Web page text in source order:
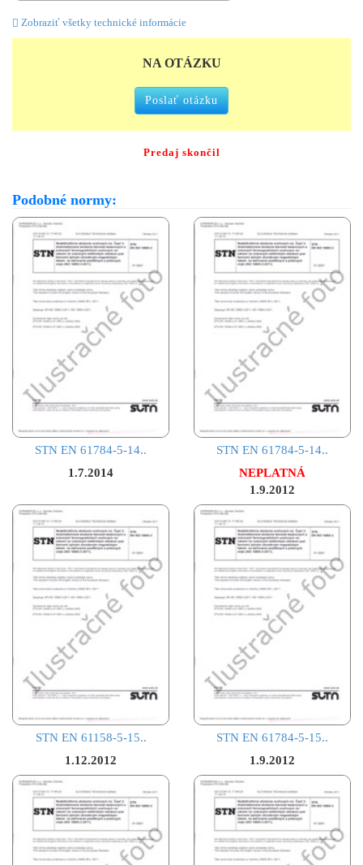
Zobraziť všetky technické informácie
NA OTÁZKU
Poslať otázku
Predaj skončil
Podobné normy:
STN EN 61784-5-14..
1.7.2014
STN EN 61784-5-14..
NEPLATNÁ
1.9.2012
STN EN 61158-5-15..
1.12.2012
STN EN 61784-5-15..
1.9.2012